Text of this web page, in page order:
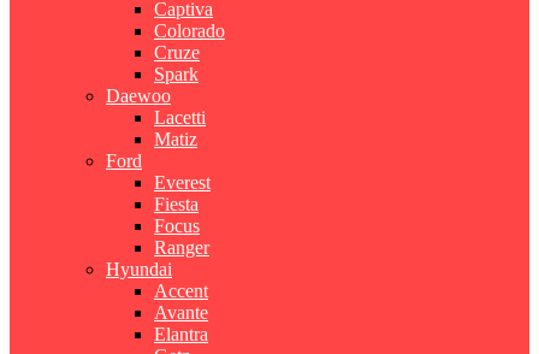
Captiva
Colorado
Cruze
Spark
Daewoo
Lacetti
Matiz
Ford
Everest
Fiesta
Focus
Ranger
Hyundai
Accent
Avante
Elantra